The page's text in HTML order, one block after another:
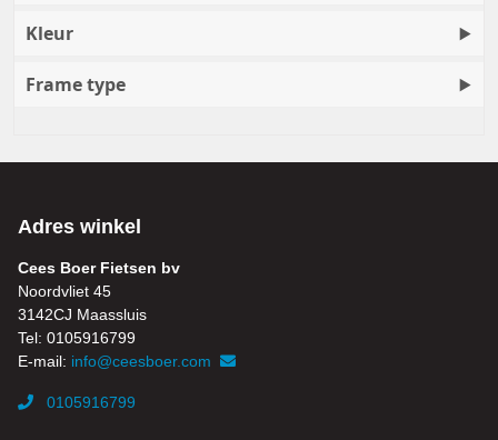
Kleur
Frame type
Adres winkel
Cees Boer Fietsen bv
Noordvliet 45
3142CJ Maassluis
Tel: 0105916799
E-mail: info@ceesboer.com
0105916799